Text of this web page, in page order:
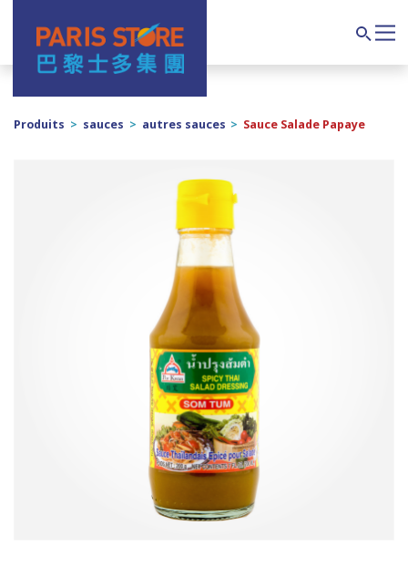
Navigation principale
Produits > sauces > autres sauces > Sauce Salade Papaye